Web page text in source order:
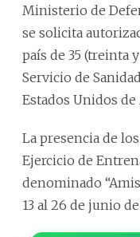
Ministerio de
se solicita
país de 35 (treinta
Servicio de
Estados Unidos de
La presencia de
Ejercicio de
denominado
13 al 26 de junio